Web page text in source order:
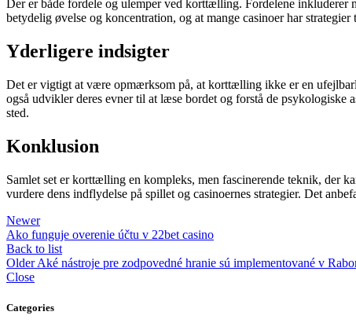
Der er både fordele og ulemper ved korttælling. Fordelene
betydelig øvelse og koncentration, og at mange casinoer har
Yderligere indsigter
Det er vigtigt at være opmærksom på, at korttælling ikke er en
også udvikler deres evner til at læse bordet og forstå de
sted.
Konklusion
Samlet set er korttælling en kompleks, men fascinerende teknik, der
vurdere dens indflydelse på spillet og casinoernes strategier. Det
Newer
Ako funguje overenie účtu v 22bet casino
Back to list
Older Aké nástroje pre zodpovedné hranie sú implementované v
Close
Categories